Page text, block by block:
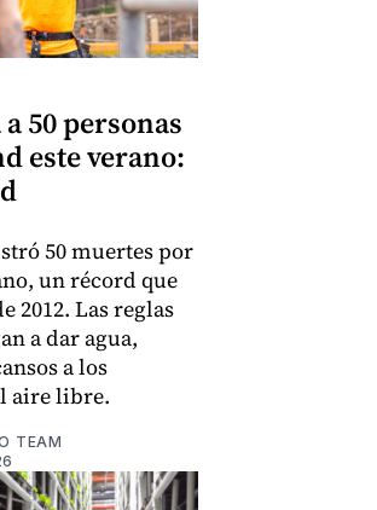
50 personas
este verano:
50 muertes por
un récord que
2012. Las reglas
a dar agua,
a los
aire libre.
TEAM